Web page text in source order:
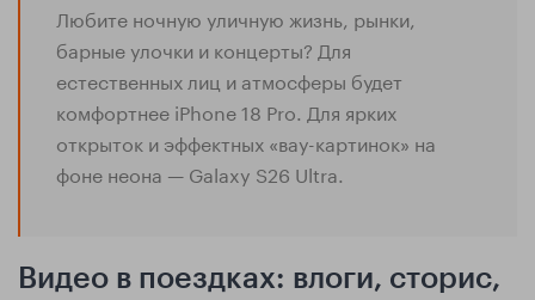
Любите ночную уличную жизнь, рынки,
барные улочки и концерты? Для
естественных лиц и атмосферы будет
комфортнее iPhone 18 Pro. Для ярких
открыток и эффектных «вау-картинок» на
фоне неона — Galaxy S26 Ultra.
Видео в поездках: влоги, сторис,